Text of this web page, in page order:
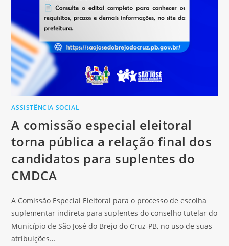
ASSISTÊNCIA SOCIAL
A comissão especial eleitoral
torna pública a relação final dos
candidatos para suplentes do
CMDCA
A Comissão Especial Eleitoral para o processo de escolha
suplementar indireta para suplentes do conselho tutelar do
Município de São José do Brejo do Cruz-PB, no uso de suas
atribuições…